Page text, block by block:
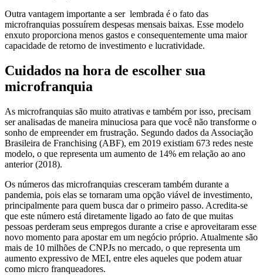
Outra vantagem importante a ser lembrada é o fato das
microfranquias possuírem despesas mensais baixas. Esse modelo
enxuto proporciona menos gastos e consequentemente uma maior
capacidade de retorno de investimento e lucratividade.
Cuidados na hora de escolher sua
microfranquia
As microfranquias são muito atrativas e também por isso, precisam
ser analisadas de maneira minuciosa para que você não transforme o
sonho de empreender em frustração. Segundo dados da Associação
Brasileira de Franchising (ABF), em 2019 existiam 673 redes neste
modelo, o que representa um aumento de 14% em relação ao ano
anterior (2018).
Os números das microfranquias cresceram também durante a
pandemia, pois elas se tornaram uma opção viável de investimento,
principalmente para quem busca dar o primeiro passo. Acredita-se
que este número está diretamente ligado ao fato de que muitas
pessoas perderam seus empregos durante a crise e aproveitaram esse
novo momento para apostar em um negócio próprio. Atualmente são
mais de 10 milhões de CNPJs no mercado, o que representa um
aumento expressivo de MEI, entre eles aqueles que podem atuar
como micro franqueadores.